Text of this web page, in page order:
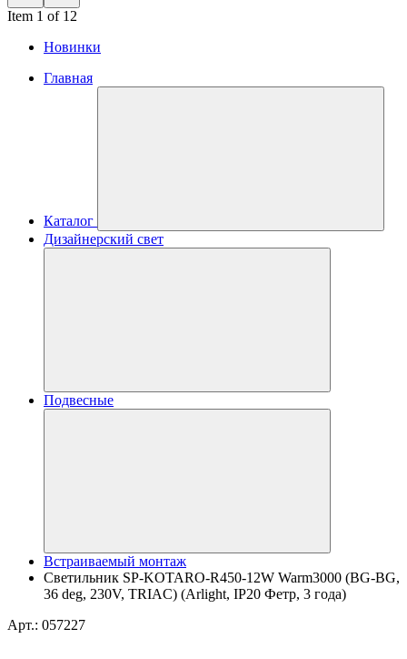
Item 1 of 12
Новинки
Главная
Каталог
Дизайнерский свет
Подвесные
Встраиваемый монтаж
Светильник SP-KOTARO-R450-12W Warm3000 (BG-BG,
36 deg, 230V, TRIAC) (Arlight, IP20 Фетр, 3 года)
Арт.: 057227